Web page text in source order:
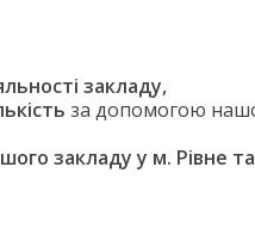
закладу,
за допомогою
закладу у м. Рівне та
складні
пісні